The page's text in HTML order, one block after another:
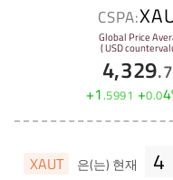
CSPA:
Global Price
( USD
4,329.
+1.5991 +0.04
XAUT 은(는) 현재 4